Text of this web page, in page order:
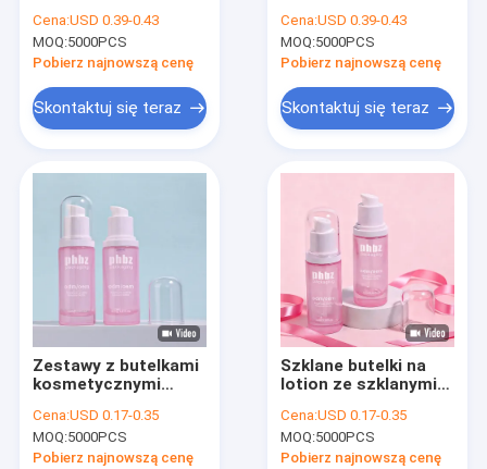
personalizacji
etykiet,
wielokrotnego
olejków eterycznych,
serum i balsamów
Cena:USD 0.39-0.43
MOQ:5000PCS
Pobierz najnowszą cenę
Skontaktuj się teraz
Sets Customization
Logo Printing
Options for
Packaging Solutions
Produkty
Cena:USD 0.39-0.43
MOQ:5000PCS
Pobierz najnowszą cenę
Skontaktuj się teraz
Zestawy z butelkami
kosmetycznymi
do nawilżania
Cena:USD 0.17-0.35
MOQ:5000PCS
Pobierz najnowszą cenę
Szklane butelki na
lotion ze szklanymi
wytrzymały materiał
szklany
przeznaczony do
Cena:USD 0.17-0.35
MOQ:5000PCS
Pobierz najnowszą cenę